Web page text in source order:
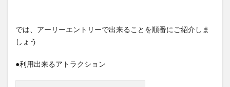
では、アーリーエントリーで出来ることを順番にご紹介しま
しょう
●利用出来るアトラクション